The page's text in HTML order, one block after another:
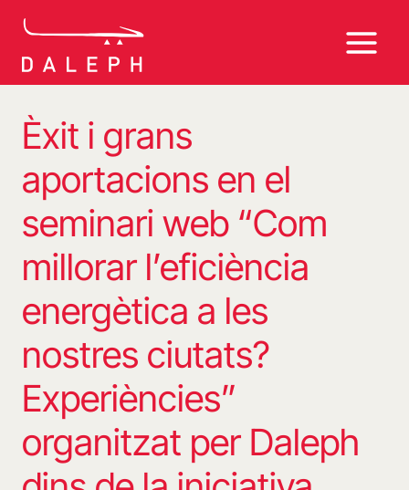
Èxit i grans
aportacions en el
seminari web “Com
millorar l’eficiència
energètica a les
nostres ciutats?
Experiències”
organitzat per Daleph